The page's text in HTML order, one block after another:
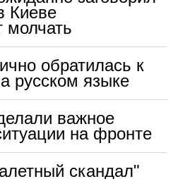
Киеве
молчать
обратилась к
русском языке
важное
на фронте
скандал"